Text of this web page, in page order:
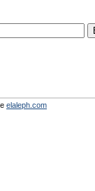
elaleph.com